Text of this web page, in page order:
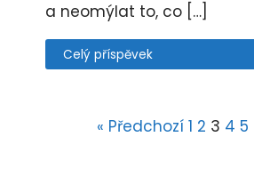
a neomýlat to, co […]
Celý příspěvek
« Předchozí 1 2 3 4 5